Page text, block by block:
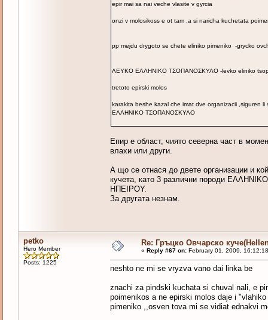
epir mai sa nai veche vlasite v gyrcia
onzi v molosikoss e ot tam ,a si naricha kuchetata
pp mejdu drygoto se chete eliniko pimeniko -grycko
ΛΕΥΚΟ ΕΛΛΗΝΙΚΟ ΤΣΟΠΑΝΟΣΚΥΛΟ -levko eliniko
tretoto epirski molos
karakita beshe kazal che imat dve organizacii
ΕΛΛΗΝΙΚΟ ΤΣΟΠΑΝΟΣΚΥΛΟ
Епир е област, чиято северна част в
влахи или други.
А що се отнася до двете организации и
кучета, като 3 различни породи
ΗΠΕΙΡΟΥ.
За другата незнам.
petko
Hero Member
Posts: 1225
Re: Гръцко Овчарско
« Reply #67 on:February 01, 2009,
neshto ne mi se vryzva vano dai linka be
znachi za pindski kuchata si chuval nali, e
poimenikos a ne epirski molos daje i
pimeniko ,,osven tova mi se vidiat ednakvi